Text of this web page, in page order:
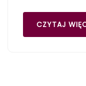
CZYTAJ